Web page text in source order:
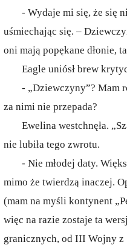
- Wydaje mi się, że się
uśmiechając się. –
oni mają popękane dłonie,
Eagle uniósł brew
- „Dziewczyny”? Mam
za nimi nie przepada?
Ewelina westchnęła.
nie lubiła tego zwrotu.
- Nie młodej daty.
mimo że twierdzą inaczej.
(mam na myśli kontynent
więc na razie zostaje ta
granicznych, od III Wojny z